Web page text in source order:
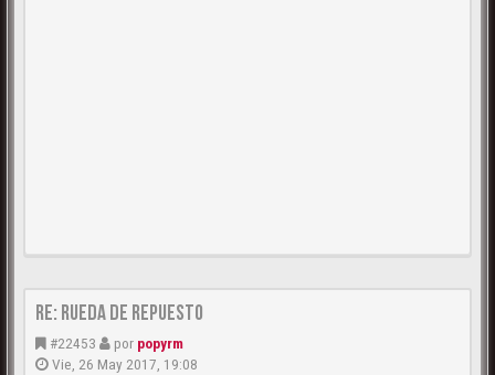
Re: Rueda de repuesto
#22453 por popyrm
Vie, 26 May 2017, 19:08